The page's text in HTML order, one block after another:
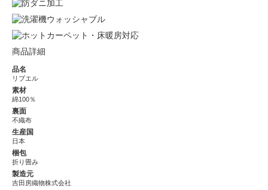
商品詳細
品名
リブエル
素材
綿100％
裏面
不織布
生産国
日本
梱包
折り畳み
製造元
吉田房織物株式会社